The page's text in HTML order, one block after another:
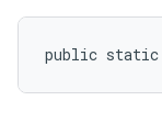
public